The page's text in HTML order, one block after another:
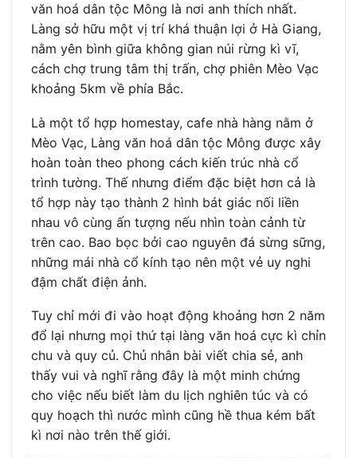
văn hoá dân tộc Mông là nơi anh thích nhất.
Làng sở hữu một vị trí khá thuận lợi ở Hà Giang,
nằm yên bình giữa không gian núi rừng kì vĩ,
cách chợ trung tâm thị trấn, chợ phiên Mèo Vạc
khoảng 5km về phía Bắc.
Là một tổ hợp homestay, cafe nhà hàng nằm ở
Mèo Vạc, Làng văn hoá dân tộc Mông được xây
hoàn toàn theo phong cách kiến trúc nhà cổ
trình tường. Thế nhưng điểm đặc biệt hơn cả là
tổ hợp này tạo thành 2 hình bát giác nối liền
nhau vô cùng ấn tượng nếu nhìn toàn cảnh từ
trên cao. Bao bọc bởi cao nguyên đá sừng sững,
những mái nhà cổ kính tạo nên một vẻ uy nghi
đậm chất điện ảnh.
Tuy chỉ mới đi vào hoạt động khoảng hơn 2 năm
đổ lại nhưng mọi thứ tại làng văn hoá cực kì chỉn
chu và quy củ. Chủ nhân bài viết chia sẻ, anh
thấy vui và nghĩ rằng đây là một minh chứng
cho việc nếu biết làm du lịch nghiên túc và có
quy hoạch thì nước mình cũng hề thua kém bất
kì nơi nào trên thế giới.